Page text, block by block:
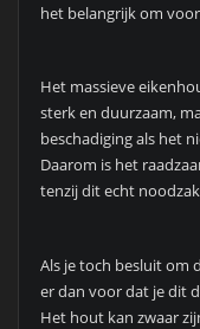
het belangrijk om
Het massieve
sterk en duurzaam,
beschadiging als het
Daarom is het
tenzij dit echt
Als je toch besluit om
er dan voor dat je dit
Het hout kan zwaar